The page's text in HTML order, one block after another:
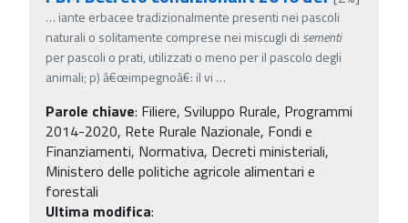
… iante erbacee tradizionalmente presenti nei pascoli
naturali o solitamente comprese nei miscugli di sementi
per pascoli o prati, utilizzati o meno per il pascolo degli
animali; p) â€œimpegnoâ€: il vi …
Parole chiave: Filiere, Sviluppo Rurale, Programmi
2014-2020, Rete Rurale Nazionale, Fondi e
Finanziamenti, Normativa, Decreti ministeriali,
Ministero delle politiche agricole alimentari e
forestali
Ultima modifica: